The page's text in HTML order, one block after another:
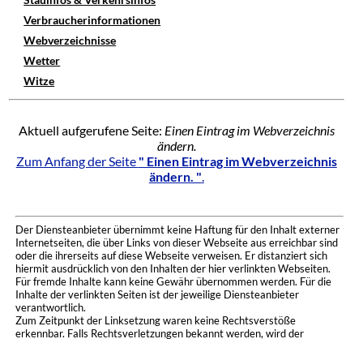
Verbraucherinformationen
Webverzeichnisse
Wetter
Witze
Aktuell aufgerufene Seite: Einen Eintrag im Webverzeichnis
ändern.
Zum Anfang der Seite " Einen Eintrag im Webverzeichnis
ändern. ".
Der Diensteanbieter übernimmt keine Haftung für den Inhalt externer
Internetseiten, die über Links von dieser Webseite aus erreichbar sind
oder die ihrerseits auf diese Webseite verweisen. Er distanziert sich
hiermit ausdrücklich von den Inhalten der hier verlinkten Webseiten.
Für fremde Inhalte kann keine Gewähr übernommen werden. Für die
Inhalte der verlinkten Seiten ist der jeweilige Diensteanbieter
verantwortlich.
Zum Zeitpunkt der Linksetzung waren keine Rechtsverstöße
erkennbar. Falls Rechtsverletzungen bekannt werden, wird der